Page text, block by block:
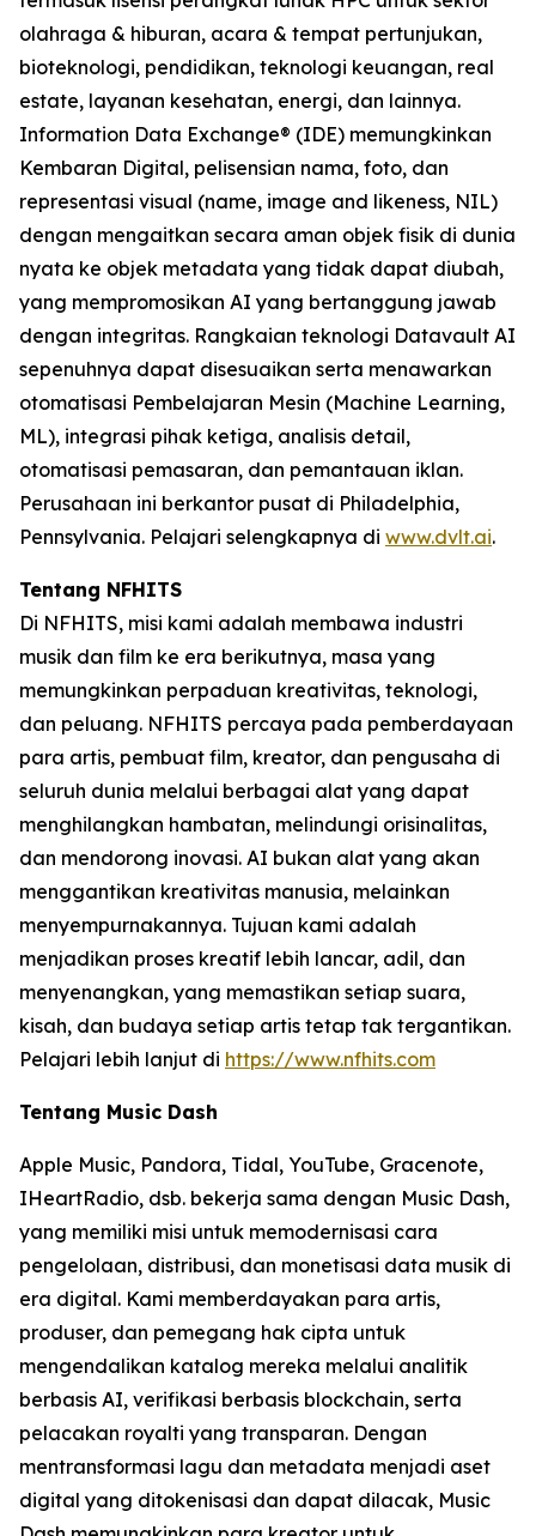
olahraga & hiburan, acara & tempat pertunjukan,
bioteknologi, pendidikan, teknologi keuangan, real
estate, layanan kesehatan, energi, dan lainnya.
Information Data Exchange® (IDE) memungkinkan
Kembaran Digital, pelisensian nama, foto, dan
representasi visual (name, image and likeness, NIL)
dengan mengaitkan secara aman objek fisik di dunia
nyata ke objek metadata yang tidak dapat diubah,
yang mempromosikan AI yang bertanggung jawab
dengan integritas. Rangkaian teknologi Datavault AI
sepenuhnya dapat disesuaikan serta menawarkan
otomatisasi Pembelajaran Mesin (Machine Learning,
ML), integrasi pihak ketiga, analisis detail,
otomatisasi pemasaran, dan pemantauan iklan.
Perusahaan ini berkantor pusat di Philadelphia,
Pennsylvania. Pelajari selengkapnya di www.dvlt.ai.
Tentang NFHITS
Di NFHITS, misi kami adalah membawa industri
musik dan film ke era berikutnya, masa yang
memungkinkan perpaduan kreativitas, teknologi,
dan peluang. NFHITS percaya pada pemberdayaan
para artis, pembuat film, kreator, dan pengusaha di
seluruh dunia melalui berbagai alat yang dapat
menghilangkan hambatan, melindungi orisinalitas,
dan mendorong inovasi. AI bukan alat yang akan
menggantikan kreativitas manusia, melainkan
menyempurnakannya. Tujuan kami adalah
menjadikan proses kreatif lebih lancar, adil, dan
menyenangkan, yang memastikan setiap suara,
kisah, dan budaya setiap artis tetap tak tergantikan.
Pelajari lebih lanjut di https://www.nfhits.com
Tentang Music Dash
Apple Music, Pandora, Tidal, YouTube, Gracenote,
IHeartRadio, dsb. bekerja sama dengan Music Dash,
yang memiliki misi untuk memodernisasi cara
pengelolaan, distribusi, dan monetisasi data musik di
era digital. Kami memberdayakan para artis,
produser, dan pemegang hak cipta untuk
mengendalikan katalog mereka melalui analitik
berbasis AI, verifikasi berbasis blockchain, serta
pelacakan royalti yang transparan. Dengan
mentransformasi lagu dan metadata menjadi aset
digital yang ditokenisasi dan dapat dilacak, Music